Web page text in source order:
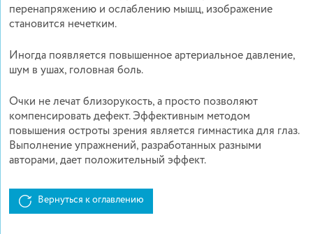
перенапряжению и ослаблению мышц, изображение
становится нечетким.
Иногда появляется повышенное артериальное давление,
шум в ушах, головная боль.
Очки не лечат близорукость, а просто позволяют
компенсировать дефект. Эффективным методом
повышения остроты зрения является гимнастика для глаз.
Выполнение упражнений, разработанных разными
авторами, дает положительный эффект.
Вернуться к оглавлению